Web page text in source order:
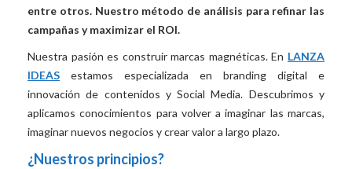
entre otros. Nuestro método de análisis para refinar las
campañas y maximizar el ROI.
Nuestra pasión es construir marcas magnéticas. En LANZA
IDEAS estamos especializada en branding digital e
innovación de contenidos y Social Media. Descubrimos y
aplicamos conocimientos para volver a imaginar las marcas,
imaginar nuevos negocios y crear valor a largo plazo.
¿Nuestros principios?